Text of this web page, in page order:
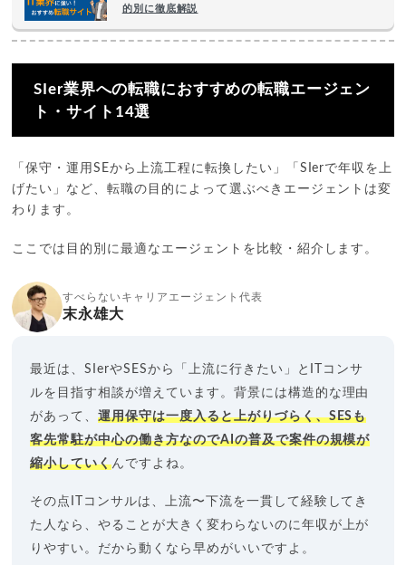
的別に徹底解説
SIer業界への転職におすすめの転職エージェン
ト・サイト14選
「保守・運用SEから上流工程に転換したい」「SIerで年収を上
げたい」など、転職の目的によって選ぶべきエージェントは変
わります。
ここでは目的別に最適なエージェントを比較・紹介します。
すべらないキャリアエージェント代表
末永雄大
最近は、SIerやSESから「上流に行きたい」とITコンサ
ルを目指す相談が増えています。背景には構造的な理由
があって、運用保守は一度入ると上がりづらく、SESも
客先常駐が中心の働き方なのでAIの普及で案件の規模が
縮小していくんですよね。
その点ITコンサルは、上流〜下流を一貫して経験してき
た人なら、やることが大きく変わらないのに年収が上が
りやすい。だから動くなら早めがいいですよ。